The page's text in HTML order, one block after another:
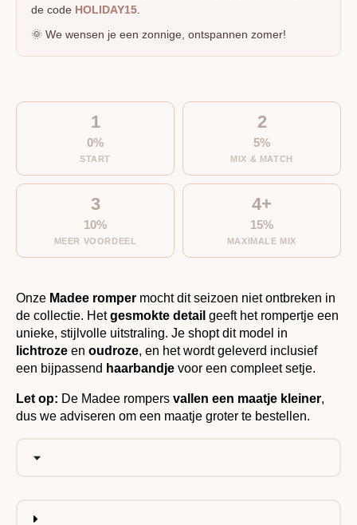
de code HOLIDAY15
🌞 We wensen je een zonnige, ontspannen zomer!
1
0%
START
2
5%
MIX & MATCH
3
10%
MEER VOORDEEL
4+
15%
MAXIMALE MIX
Onze Madee romper mocht dit seizoen niet ontbreken in
de collectie. Hetgesmokte detail geeft het rompertje een
unieke, stijlvolle uitstraling. Je shopt dit model in
lichtroze en oudroze, en het wordt geleverd inclusief
een bijpassend haarbandje voor een compleet setje.
Let op: De Madee rompers vallen een maatje kleiner,
dus we adviseren om een maatje groter te bestellen.